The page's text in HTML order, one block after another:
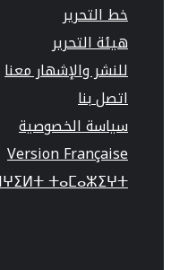
خط التحرير
هيئة التحرير
للنشر والإشهار معنا
اتصل بنا
سياسة الخصوصية
Version Française
ⵜⴰⵎⴰⵣⵉⵖⵜ